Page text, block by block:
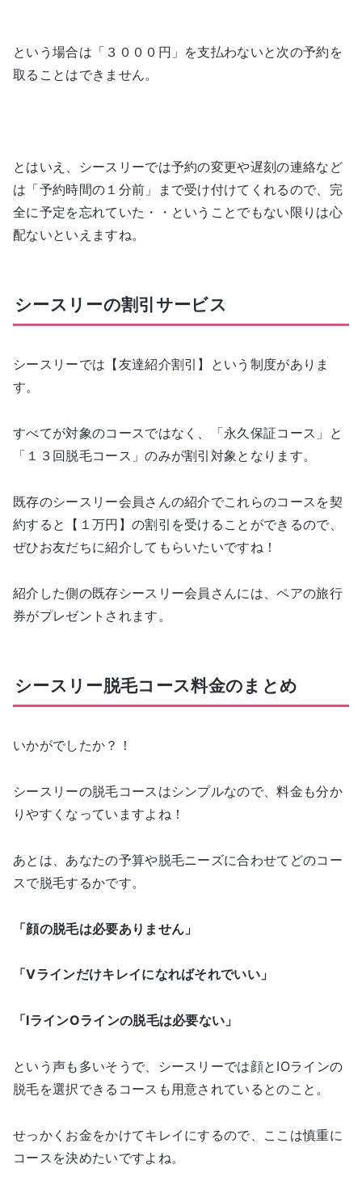
という場合は「３０００円」を支払わないと次の予約を
取ることはできません。
とはいえ、シースリーでは予約の変更や遅刻の連絡など
は「予約時間の１分前」まで受け付けてくれるので、完
全に予定を忘れていた・・ということでもない限りは心
配ないといえますね。
シースリーの割引サービス
シースリーでは【友達紹介割引】という制度がありま
す。
すべてが対象のコースではなく、「永久保証コース」と
「１３回脱毛コース」のみが割引対象となります。
既存のシースリー会員さんの紹介でこれらのコースを契
約すると【１万円】の割引を受けることができるので、
ぜひお友だちに紹介してもらいたいですね！
紹介した側の既存シースリー会員さんには、ペアの旅行
券がプレゼントされます。
シースリー脱毛コース料金のまとめ
いかがでしたか？！
シースリーの脱毛コースはシンプルなので、料金も分か
りやすくなっていますよね！
あとは、あなたの予算や脱毛ニーズに合わせてどのコー
スで脱毛するかです。
「顔の脱毛は必要ありません」
「Vラインだけキレイになればそれでいい」
「IラインOラインの脱毛は必要ない」
という声も多いそうで、シースリーでは顔とIOラインの
脱毛を選択できるコースも用意されているとのこと。
せっかくお金をかけてキレイにするので、ここは慎重に
コースを決めたいですよね。